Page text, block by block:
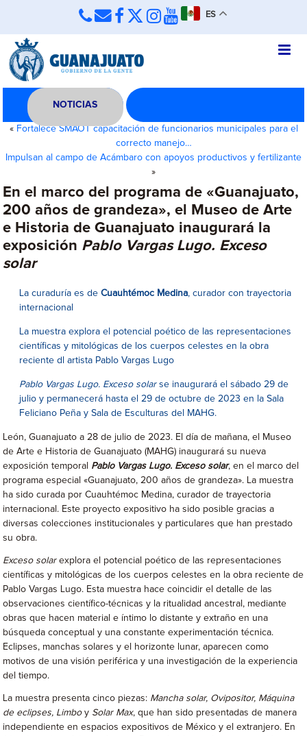
ES
NOTICIAS
« Fortalece SMAOT capacitación de funcionarios municipales para el
correcto manejo…
Impulsan al campo de Acámbaro con apoyos productivos y fertilizante
»
En el marco del programa de «Guanajuato,
200 años de grandeza», el Museo de Arte
e Historia de Guanajuato inaugurará la
exposición Pablo Vargas Lugo. Exceso
solar
La curaduría es deCuauhtémoc Medina, curador con trayectoria
internacional
La muestra explora el potencial poético de las representaciones
científicas y mitológicas de los cuerpos celestes en la obra
reciente dl artista Pablo Vargas Lugo
Pablo Vargas Lugo. Exceso solarse inaugurará el sábado 29 de
julio y permanecerá hasta el 29 de octubre de 2023 en la Sala
Feliciano Peña y Sala de Esculturas del MAHG.
León, Guanajuato a 28 de julio de 2023. El día de mañana, el Museo
de Arte e Historia de Guanajuato (MAHG) inaugurará su nueva
exposición temporal Pablo Vargas Lugo. Exceso solar, en el marco del
programa especial «Guanajuato, 200 años de grandeza». La muestra
ha sido curada por Cuauhtémoc Medina, curador de trayectoria
internacional. Este proyecto expositivo ha sido posible gracias a
diversas colecciones institucionales y particulares que han prestado
su obra.
Exceso solarexplora el potencial poético de las representaciones
científicas y mitológicas de los cuerpos celestes en la obra reciente de
Pablo Vargas Lugo. Esta muestra hace coincidir el detalle de las
observaciones científico-técnicas y la ritualidad ancestral, mediante
obras que hacen material e íntimo lo distante y extraño en una
búsqueda conceptual y una constante experimentación técnica.
Eclipses, manchas solares y el horizonte lunar, aparecen como
motivos de una visión periférica y una investigación de la experiencia
del tiempo.
La muestra presenta cinco piezas: Mancha solar, Ovipositor, Máquina
de eclipses, Limboy Solar Max, que han sido presentadas de manera
independiente en espacios expositivos de México y el extranjero. En